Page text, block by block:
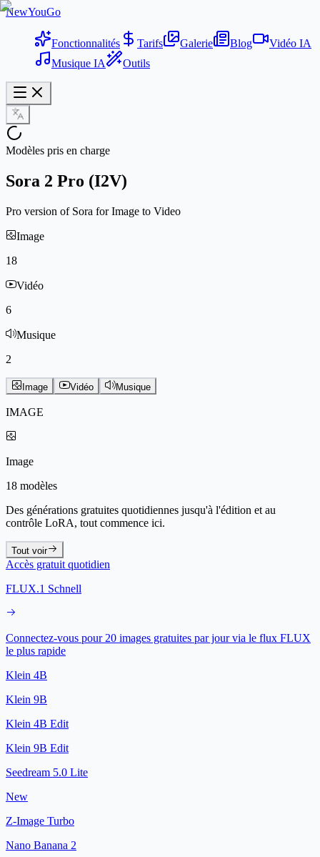
NewYouGo
Fonctionnalités Tarifs Galerie Blog
Vidéo IA
Musique IA
Outils
Modèles pris en charge
Sora 2 Pro (I2V)
Pro version of Sora for Image to Video
Image
18
Vidéo
6
Musique
2
Image Vidéo Musique
IMAGE
Image
18 modèles
Des générations gratuites quotidiennes jusqu'à l'édition et au
contrôle LoRA, tout commence ici.
Tout voir
Accès gratuit quotidien
FLUX.1 Schnell
Connectez-vous pour 20 images gratuites par jour via le flux FLUX
le plus rapide
Klein 4B
Klein 9B
Klein 4B Edit
Klein 9B Edit
Seedream 5.0 Lite
New
Z-Image Turbo
Nano Banana 2